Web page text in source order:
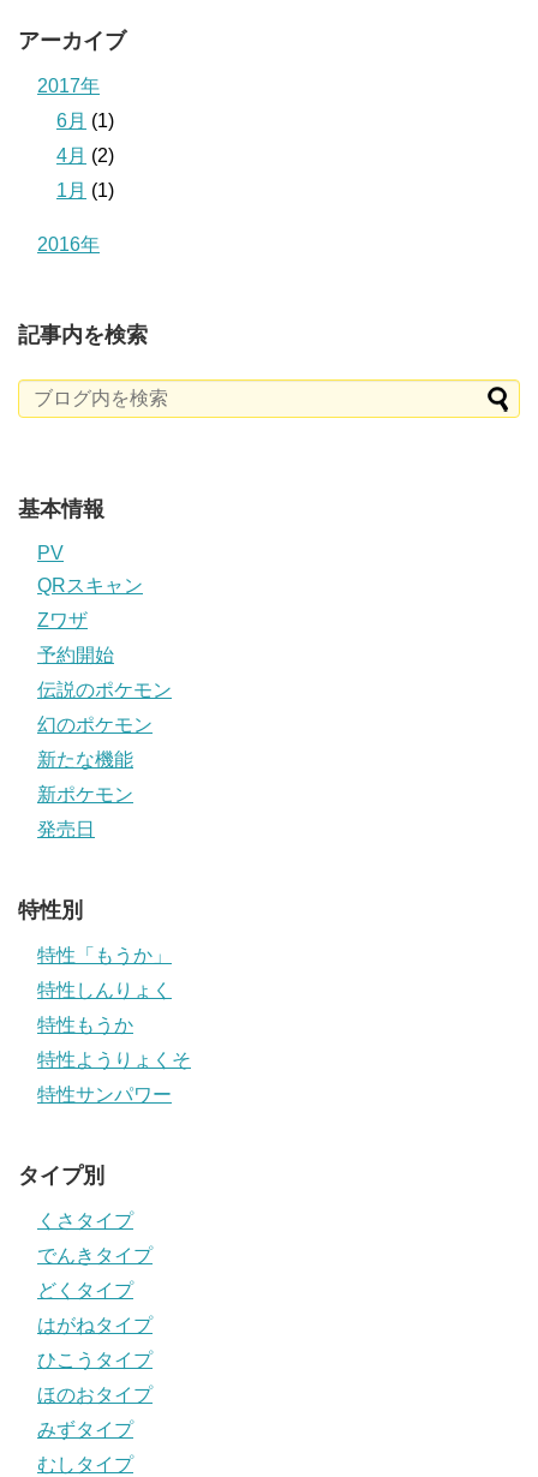
アーカイブ
2017年
6月 (1)
4月 (2)
1月 (1)
2016年
記事内を検索
基本情報
PV
QRスキャン
Zワザ
予約開始
伝説のポケモン
幻のポケモン
新たな機能
新ポケモン
発売日
特性別
特性「もうか」
特性しんりょく
特性もうか
特性ようりょくそ
特性サンパワー
タイプ別
くさタイプ
でんきタイプ
どくタイプ
はがねタイプ
ひこうタイプ
ほのおタイプ
みずタイプ
むしタイプ